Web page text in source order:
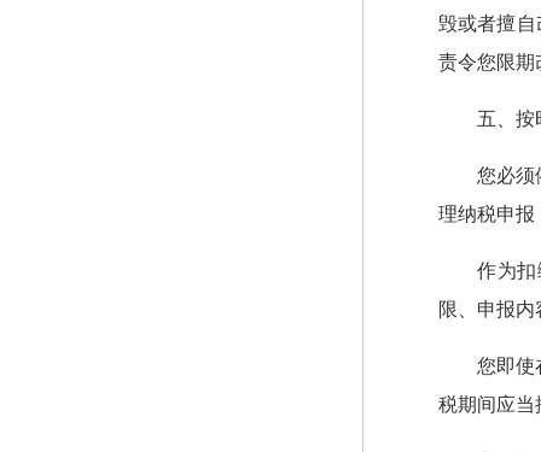
毁或者擅
责令您限期
五、按
您必须
理纳税申报
作为
限、申报
您即使
税期间应当